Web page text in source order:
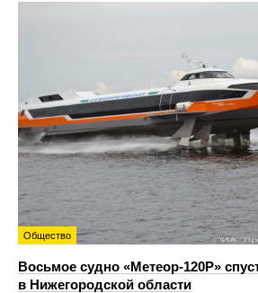
Общество
Восьмое судно «Метеор-120Р»
в Нижегородской области